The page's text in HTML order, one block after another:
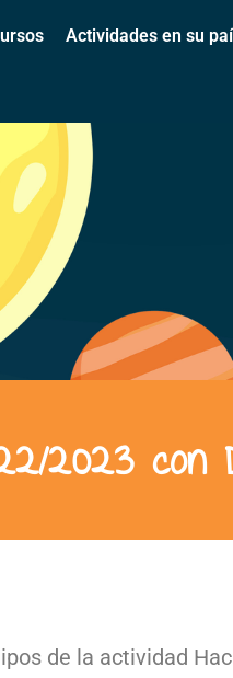
Actividades en su
2023 con
de la actividad